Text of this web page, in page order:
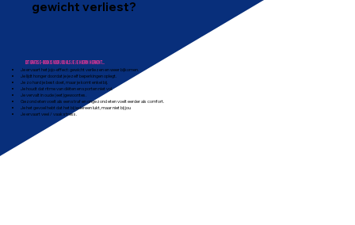
gewicht verliest?
Dit gratis e-book is voor jou als je je hierin herkent…
Je ervaart het jojo-effect: gewicht verliezen en weer bijkomen.
Je lijdt honger doordat je jezelf beperkingen oplegt.
Je zo hard je best doet, maar je komt enkel bij.
Je houdt dat ritme van diëten en sporten niet vol.
Je vervalt in oude (eet)gewoontes.
Gezond eten voelt als een straf en ongezond eten voelt eerder als comfort.
Je het gevoel hebt dat het bij iedereen lukt, maar niet bij jou
Je ervaart veel / vaak stress.